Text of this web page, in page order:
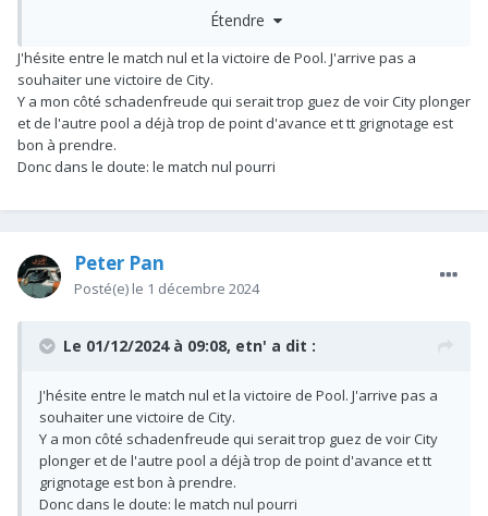
ferait croire qu’ils peuvent se passer de Rodri pour gagner.
Un match nul pourri ?!
Étendre
J'hésite entre le match nul et la victoire de Pool. J'arrive pas a
souhaiter une victoire de City.
Y a mon côté schadenfreude qui serait trop guez de voir City plonger
et de l'autre pool a déjà trop de point d'avance et tt grignotage est
bon à prendre.
Donc dans le doute: le match nul pourri
Peter Pan
Posté(e) le 1 décembre 2024
Le 01/12/2024 à 09:08, etn' a dit :
J'hésite entre le match nul et la victoire de Pool. J'arrive pas a
souhaiter une victoire de City.
Y a mon côté schadenfreude qui serait trop guez de voir City
plonger et de l'autre pool a déjà trop de point d'avance et tt
grignotage est bon à prendre.
Donc dans le doute: le match nul pourri